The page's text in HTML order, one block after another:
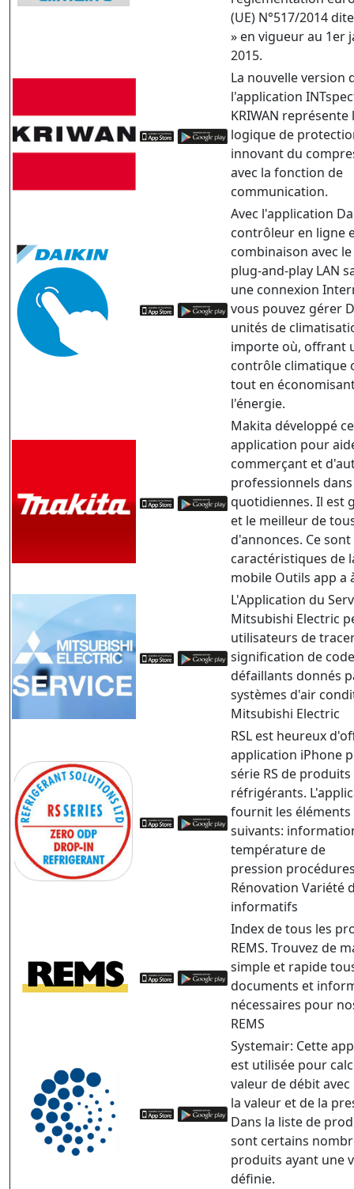
(UE) N°517/2014
» en vigueur au 1er
2015.
La nouvelle version
l'application
KRIWAN
logique de
innovant du
avec la fonction de
communication.
Avec l'application
contrôleur en ligne
combinaison avec
plug-and-play LAN
une connexion
vous pouvez gérer
unités de
importe où, offrant
contrôle climatique
tout en
l'énergie.
Makita développé
application pour
commerçant et
professionnels
quotidiennes. Il est
et le meilleur de
d'annonces. Ce sont
caractéristiques de
mobile Outils app a
L'Application du
Mitsubishi Electric
utilisateurs de
signification de
défaillants donnés
systèmes d'air
Mitsubishi Electric
RSL est heureux
application iPhone
série RS de produits
réfrigérants.
fournit les éléments
suivants:
température de
pression
Rénovation Variété
informatifs
Index de tous les
REMS. Trouvez de
simple et rapide
documents et
nécessaires pour
REMS
Systemair: Cette
est utilisée pour
valeur de débit avec
la valeur et de la
Dans la liste de
sont certains
produits ayant une
définie.